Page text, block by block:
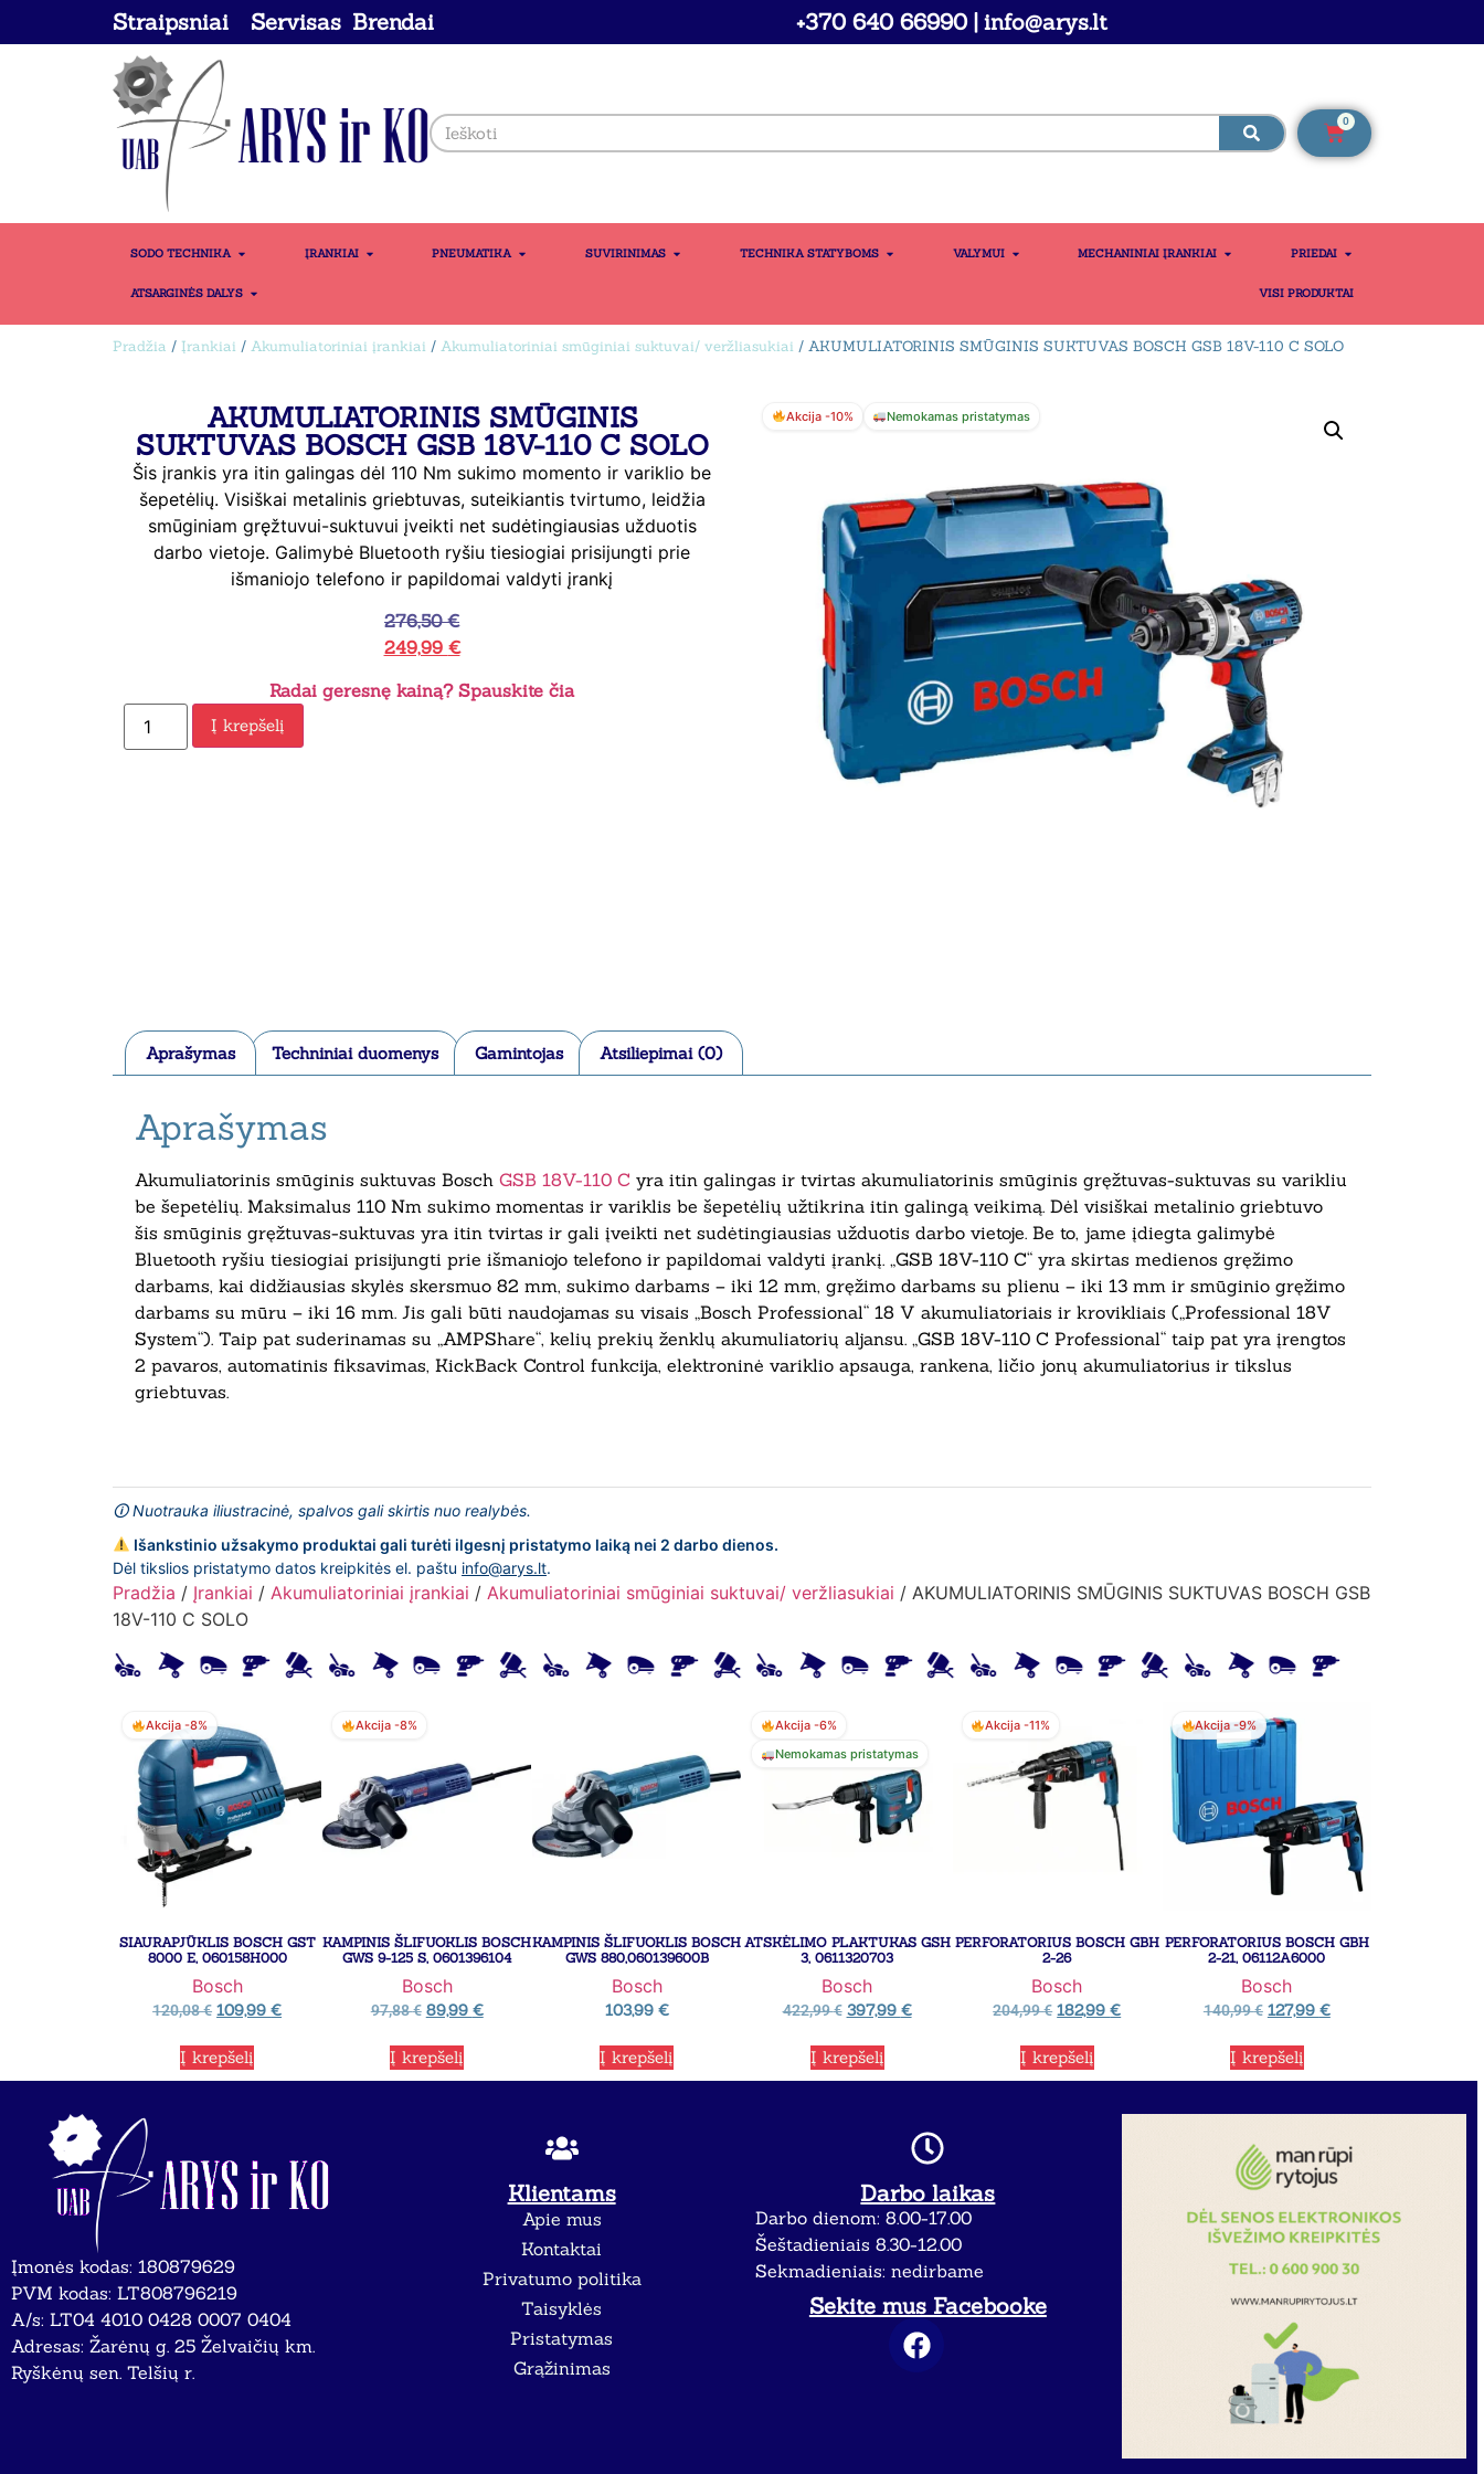
Straipsniai Servisas Brendai +370 640 66990 | info@arys.lt
0
SODO TECHNIKA ĮRANKIAI PNEUMATIKA SUVIRINIMAS TECHNIKA STATYBOMS VALYMUI MECHANINIAI ĮRANKIAI PRIEDAI
ATSARGINĖS DALYS VISI PRODUKTAI
Pradžia / Įrankiai / Akumuliatoriniai įrankiai / Akumuliatoriniai smūginiai suktuvai/ veržliasukiai / AKUMULIATORINIS SMŪGINIS SUKTUVAS BOSCH GSB 18V-110 C SOLO
AKUMULIATORINIS SMŪGINIS
SUKTUVAS BOSCH GSB 18V-110 C SOLO
Šis įrankis yra itin galingas dėl 110 Nm sukimo momento ir variklio be
šepetėlių. Visiškai metalinis griebtuvas, suteikiantis tvirtumo, leidžia
smūginiam gręžtuvui-suktuvui įveikti net sudėtingiausias užduotis
darbo vietoje. Galimybė Bluetooth ryšiu tiesiogiai prisijungti prie
išmaniojo telefono ir papildomai valdyti įrankį
276,50€
249,99 €
Radai geresnę kainą? Spauskite čia
Į krepšelį
Akcija -10% Nemokamas pristatymas
Aprašymas Techniniai duomenys Gamintojas Atsiliepimai (0)
Aprašymas
Akumuliatorinis smūginis suktuvas Bosch GSB 18V-110 C yra itin galingas ir tvirtas akumuliatorinis smūginis gręžtuvas-suktuvas su varikliu
be šepetėlių. Maksimalus 110 Nm sukimo momentas ir variklis be šepetėlių užtikrina itin galingą veikimą. Dėl visiškai metalinio griebtuvo
šis smūginis gręžtuvas-suktuvas yra itin tvirtas ir gali įveikti net sudėtingiausias užduotis darbo vietoje. Be to, jame įdiegta galimybė
Bluetooth ryšiu tiesiogiai prisijungti prie išmaniojo telefono ir papildomai valdyti įrankį. „GSB 18V-110 C“ yra skirtas medienos gręžimo
darbams, kai didžiausias skylės skersmuo 82 mm, sukimo darbams – iki 12 mm, gręžimo darbams su plienu – iki 13 mm ir smūginio gręžimo
darbams su mūru – iki 16 mm. Jis gali būti naudojamas su visais „Bosch Professional“ 18 V akumuliatoriais ir krovikliais („Professional 18V
System“). Taip pat suderinamas su „AMPShare“, kelių prekių ženklų akumuliatorių aljansu. „GSB 18V-110 C Professional“ taip pat yra įrengtos
2 pavaros, automatinis fiksavimas, KickBack Control funkcija, elektroninė variklio apsauga, rankena, ličio jonų akumuliatorius ir tikslus
griebtuvas.
🛈 Nuotrauka iliustracinė, spalvos gali skirtis nuo realybės.
Išankstinio užsakymo produktai gali turėti ilgesnį pristatymo laiką nei 2 darbo dienos.
Dėl tikslios pristatymo datos kreipkitės el. paštu info@arys.lt.
Pradžia / Įrankiai / Akumuliatoriniai įrankiai / Akumuliatoriniai smūginiai suktuvai/ veržliasukiai / AKUMULIATORINIS SMŪGINIS SUKTUVAS BOSCH GSB
18V-110 C SOLO
Akcija -8%
SIAURAPJŪKLIS BOSCH GST
8000 E, 060158H000
Bosch
120,08€ 109,99€
Į krepšelį
Akcija -8%
KAMPINIS ŠLIFUOKLIS BOSCH
GWS 9-125 S, 0601396104
Bosch
97,88€ 89,99 €
Į krepšelį
KAMPINIS ŠLIFUOKLIS BOSCH
GWS 880,060139600B
Bosch
103,99 €
Į krepšelį
Akcija -6%
Nemokamas pristatymas
ATSKĖLIMO PLAKTUKAS GSH
3, 0611320703
Bosch
422,99€ 397,99 €
Į krepšelį
Akcija -11%
PERFORATORIUS BOSCH GBH
2-26
Bosch
204,99€ 182,99€
Į krepšelį
Akcija -9%
PERFORATORIUS BOSCH GBH
2-21, 06112A6000
Bosch
140,99€ 127,99 €
Į krepšelį
Įmonės kodas: 180879629
PVM kodas: LT808796219
A/s: LT04 4010 0428 0007 0404
Adresas: Žarėnų g. 25 Želvaičių km.
Ryškėnų sen. Telšių r.
Klientams
Apie mus
Kontaktai
Privatumo politika
Taisyklės
Pristatymas
Grąžinimas
Darbo laikas
Darbo dienom: 8.00-17.00
Šeštadieniais 8.30-12.00
Sekmadieniais: nedirbame
Sekite mus Facebooke